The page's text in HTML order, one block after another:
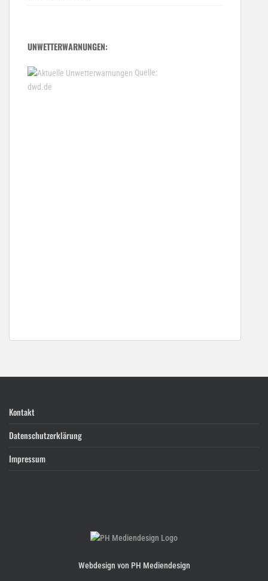
UNWETTERWARNUNGEN:
Quelle:
dwd.de
Kontakt
Datenschutzerklärung
Impressum
Webdesign von PH Mediendesign